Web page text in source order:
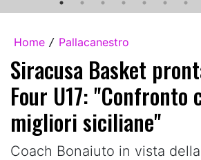
Home / Pallacanestro
Siracusa Basket
Four U17: "Confronto
migliori siciliane"
Coach Bonaiuto in vista